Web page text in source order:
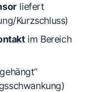
liefert
Kurzschluss)
im Bereich